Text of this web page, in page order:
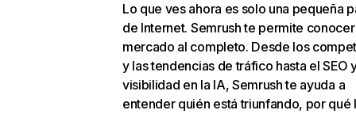
Lo que ves ahora es solo una pequeña
de Internet. Semrush te permite
mercado al completo. Desde los
y las tendencias de tráfico hasta el SEO
visibilidad en la IA, Semrush te ayuda a
entender quién está triunfando, por qué